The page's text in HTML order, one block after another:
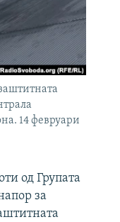
14 февруари
од Групата
за